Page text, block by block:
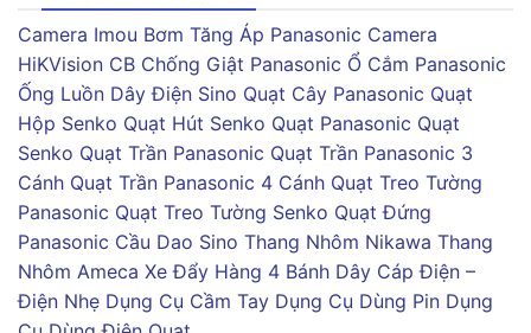
Camera Imou Bơm Tăng Áp Panasonic Camera
HiKVision CB Chống Giật Panasonic Ổ Cắm Panasonic
Ống Luồn Dây Điện Sino Quạt Cây Panasonic Quạt
Hộp Senko Quạt Hút Senko Quạt Panasonic Quạt
Senko Quạt Trần Panasonic Quạt Trần Panasonic 3
Cánh Quạt Trần Panasonic 4 Cánh Quạt Treo Tường
Panasonic Quạt Treo Tường Senko Quạt Đứng
Panasonic Cầu Dao Sino Thang Nhôm Nikawa Thang
Nhôm Ameca Xe Đẩy Hàng 4 Bánh Dây Cáp Điện –
Điện Nhẹ Dụng Cụ Cầm Tay Dụng Cụ Dùng Pin Dụng